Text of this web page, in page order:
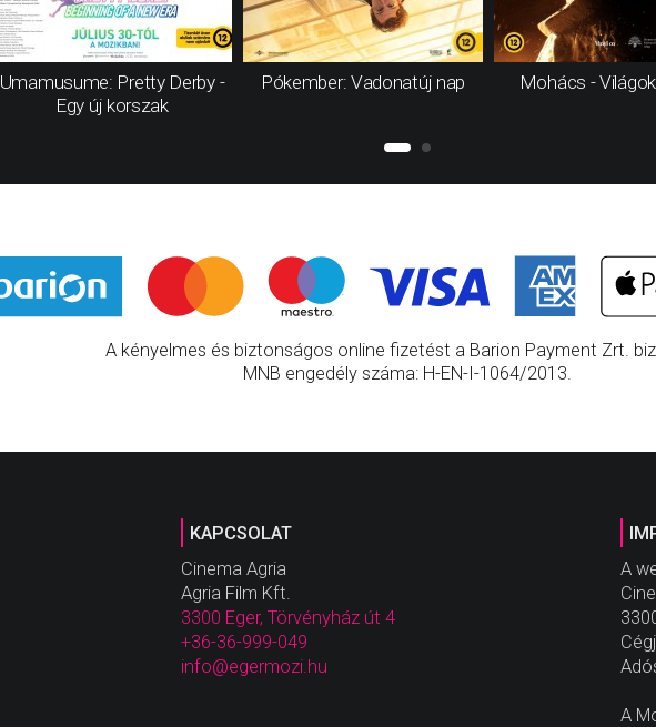
Umamusume: Pretty Derby -
Egy új korszak
Pókember: Vadonatúj nap Mohács -
A kényelmes és biztonságos online fizetést a Barion Payment Zrt.
MNB engedély száma: H-EN-I-1064/2013.
KAPCSOLAT
Cinema Agria
Agria Film Kft.
3300 Eger, Törvényház út 4
+36-36-999-049
info@egermozi.hu
A
A